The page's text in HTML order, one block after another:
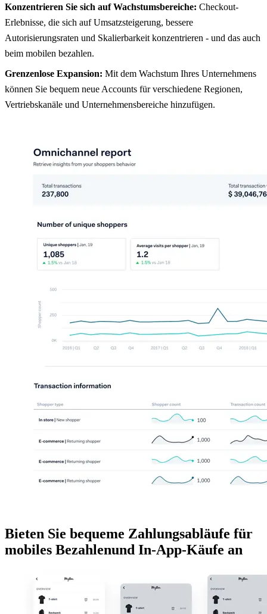
Konzentrieren Sie sich auf Wachstumsbereiche: Checkout-
Erlebnisse, die sich auf Umsatzsteigerung, bessere
Autorisierungsraten und Skalierbarkeit konzentrieren - und das auch
beim mobilen bezahlen.
Grenzenlose Expansion: Mit dem Wachstum Ihres Unternehmens
können Sie bequem neue Accounts für verschiedene Regionen,
Vertriebskanäle und Unternehmensbereiche hinzufügen.
Bieten Sie bequeme Zahlungsabläufe für
mobiles Bezahlenund In-App-Käufe an